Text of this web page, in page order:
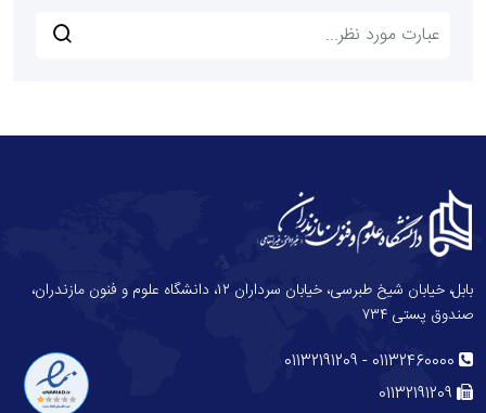
بابل، خیابان شیخ طبرسی، خیابان سرداران ۱۲، دانشگاه علوم و فنون مازندران،
صندوق پستی ۷۳۴
01132460000
-
01132191209
01132191209